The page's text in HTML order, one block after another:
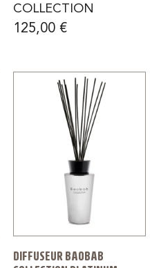
COLLECTION
125,00 €
DIFFUSEUR BAOBAB